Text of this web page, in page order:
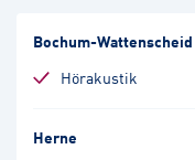
Bochum-Wattenscheid
Hörakustik
Herne